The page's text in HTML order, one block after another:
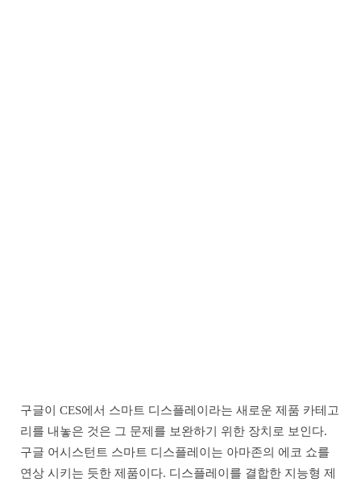
구글이 CES에서 스마트 디스플레이라는 새로운 제품 카테고
리를 내놓은 것은 그 문제를 보완하기 위한 장치로 보인다.
구글 어시스턴트 스마트 디스플레이는 아마존의 에코 쇼를
연상 시키는 듯한 제품이다. 디스플레이를 결합한 지능형 제